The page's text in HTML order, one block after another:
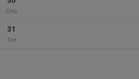
Ons
31
Tor